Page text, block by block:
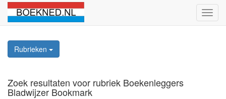
Rubrieken
Zoek resultaten voor rubriek Boekenleggers
Bladwijzer Bookmark